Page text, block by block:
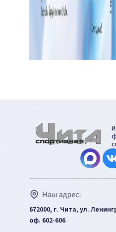
672000, г. Чита, ул.
оф. 602-606